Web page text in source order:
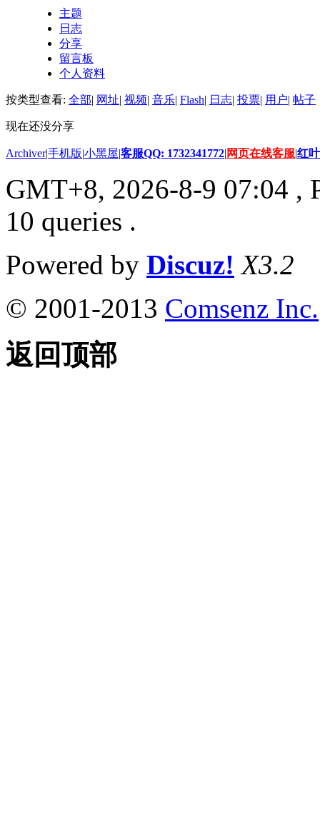
主题
日志
分享
留言板
个人资料
按类型查看: 全部| 网址| 视频| 音乐| Flash| 日志| 投票| 用户| 帖子
现在还没分享
Archiver|手机版|小黑屋|客服QQ: 1732341772| 网页在线客服|红
GMT+8, 2026-8-9 07:04 ,
10 queries .
Powered by Discuz! X3.2
© 2001-2013 Comsenz Inc.
返回顶部